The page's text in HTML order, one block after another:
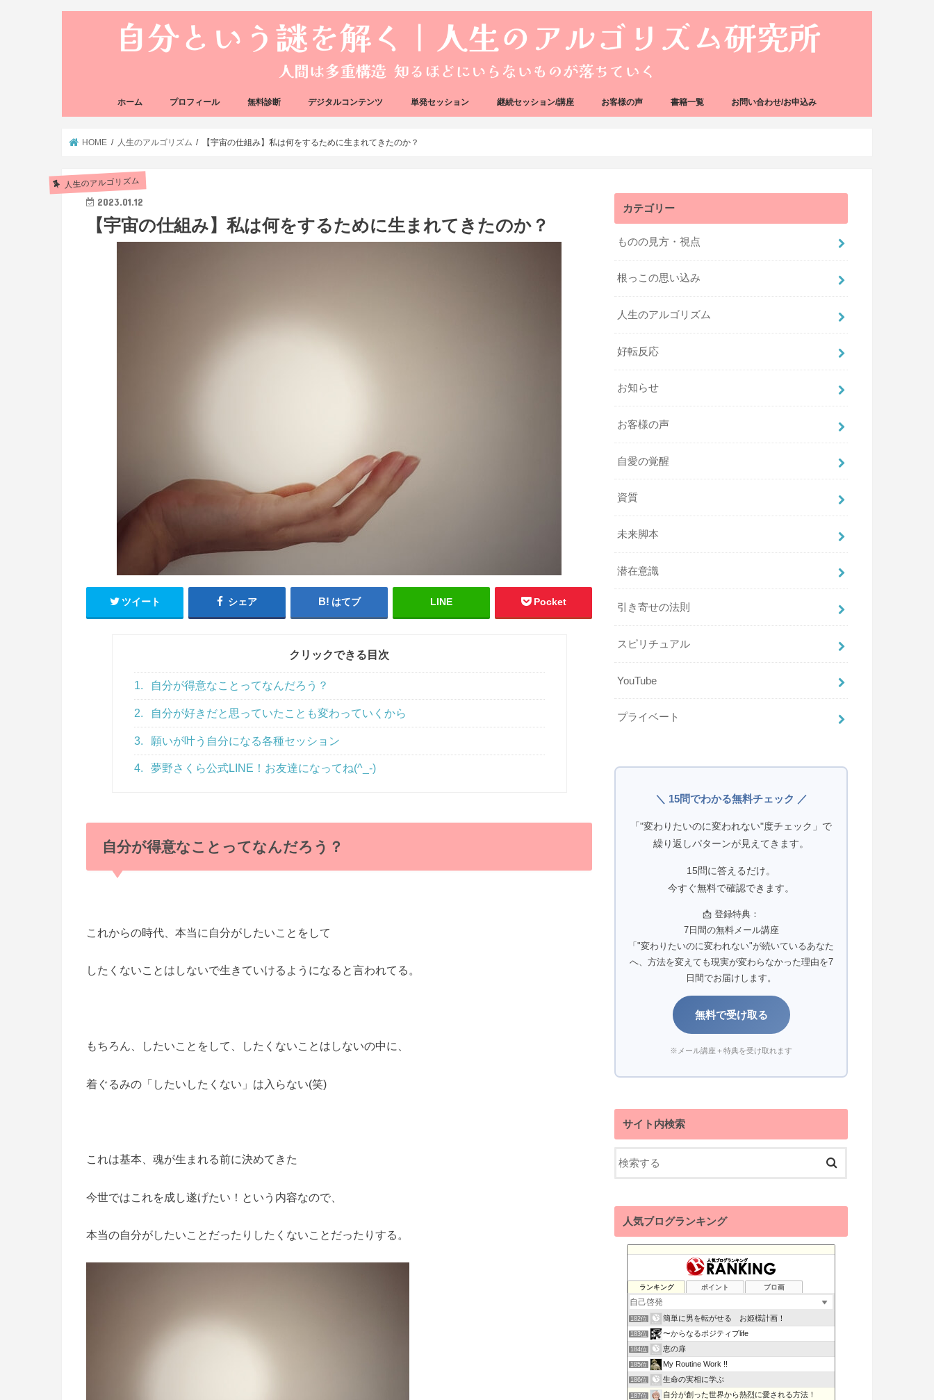
ホーム プロフィール 無料診断 デジタルコンテンツ 単発セッション 継続セッション/講座 お客様の声 書籍一覧 お問い合わせ/お申込み
HOME 人生のアルゴリズム 【宇宙の仕組み】私は何をするために生まれてきたのか？
人生のアルゴリズム
2023.01.12
【宇宙の仕組み】私は何をするために生まれてきたのか？
ツイート シェア はてブ LINE Pocket
クリックできる目次
1. 自分が得意なことってなんだろう？
2. 自分が好きだと思っていたことも変わっていくから
3. 願いが叶う自分になる各種セッション
4. 夢野さくら公式LINE！お友達になってね(^_-)
自分が得意なことってなんだろう？
これからの時代、本当に自分がしたいことをして
したくないことはしないで生きていけるようになると言われてる。
もちろん、したいことをして、したくないことはしないの中に、
着ぐるみの「したいしたくない」は入らない(笑)
これは基本、魂が生まれる前に決めてきた
今世ではこれを成し遂げたい！という内容なので、
本当の自分がしたいことだったりしたくないことだったりする。
カテゴリー
ものの見方・視点
根っこの思い込み
人生のアルゴリズム
好転反応
お知らせ
お客様の声
自愛の覚醒
資質
未来脚本
潜在意識
引き寄せの法則
スピリチュアル
YouTube
プライベート
＼ 15問でわかる無料チェック ／
「"変わりたいのに変われない"度チェック」で
繰り返しパターンが見えてきます。
15問に答えるだけ。
今すぐ無料で確認できます。
📩 登録特典：
7日間の無料メール講座
「"変わりたいのに変われない"が続いているあなた
へ、方法を変えても現実が変わらなかった理由を7
日間でお届けします。
無料で受け取る
※メール講座＋特典を受け取れます
サイト内検索
人気ブログランキング
ランキング ポイント ブロ画
180位 効率を良くするために読むブログ
181位
182位 簡単に男を転がせる お姫様計画！
183位 〜からなるポジティブlife
184位 恵の扉
185位 My Routine Work !!
186位 生命の実相に学ぶ
187位 自分が創った世界から熱烈に愛される方法！